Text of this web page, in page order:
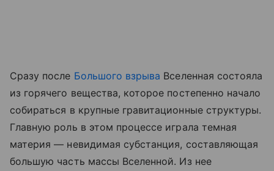
Сразу после Большого взрыва Вселенная состояла
из горячего вещества, которое постепенно начало
собираться в крупные гравитационные структуры.
Главную роль в этом процессе играла темная
материя — невидимая субстанция, составляющая
большую часть массы Вселенной. Из нее